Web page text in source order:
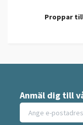
Proppar
Anmäl dig till